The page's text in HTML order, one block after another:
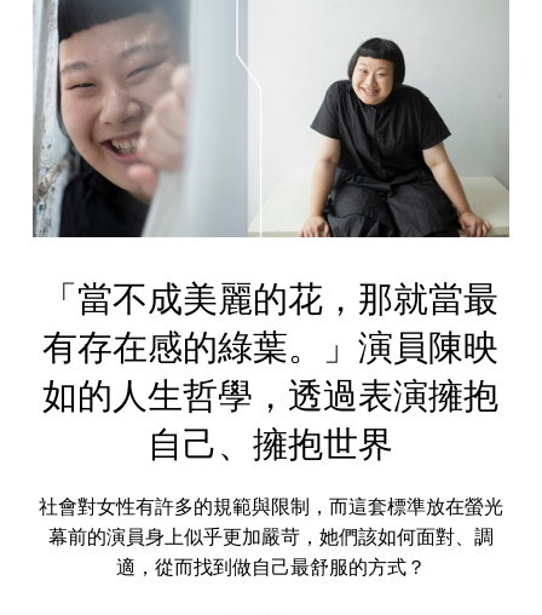
「當不成美麗的花，那就當最
有存在感的綠葉。」演員陳映
如的人生哲學，透過表演擁抱
自己、擁抱世界
社會對女性有許多的規範與限制，而這套標準放在螢光
幕前的演員身上似乎更加嚴苛，她們該如何面對、調
適，從而找到做自己最舒服的方式？